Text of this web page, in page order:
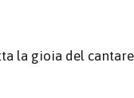
la gioia del